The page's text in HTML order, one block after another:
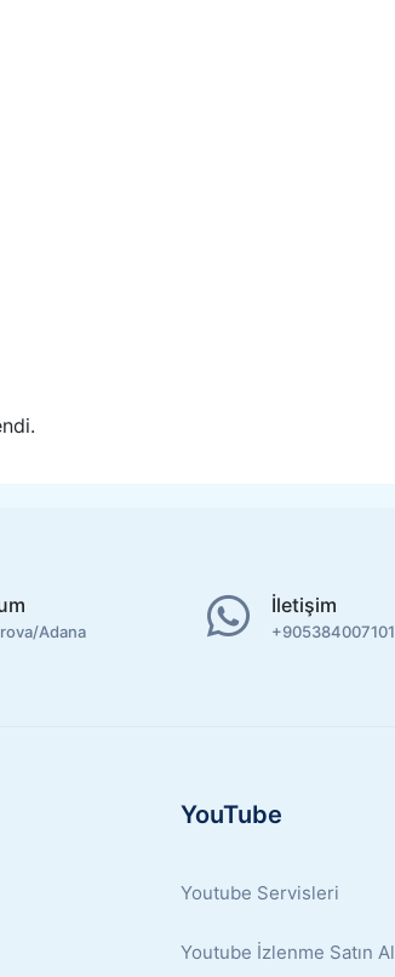
Adana
İletişim
+905384007101
YouTube
Youtube Servisleri
Youtube İzlenme Satın Al